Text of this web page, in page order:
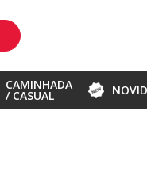
CAMINHADA
/ CASUAL